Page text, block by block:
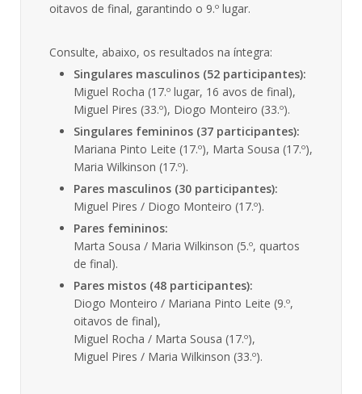
oitavos de final, garantindo o 9.º lugar.
Consulte, abaixo, os resultados na íntegra:
Singulares masculinos (52 participantes):
Miguel Rocha (17.º lugar, 16 avos de final),
Miguel Pires (33.º), Diogo Monteiro (33.º).
Singulares femininos (37 participantes):
Mariana Pinto Leite (17.º), Marta Sousa (17.º),
Maria Wilkinson (17.º).
Pares masculinos (30 participantes):
Miguel Pires / Diogo Monteiro (17.º).
Pares femininos:
Marta Sousa / Maria Wilkinson (5.º, quartos
de final).
Pares mistos (48 participantes):
Diogo Monteiro / Mariana Pinto Leite (9.º,
oitavos de final),
Miguel Rocha / Marta Sousa (17.º),
Miguel Pires / Maria Wilkinson (33.º).